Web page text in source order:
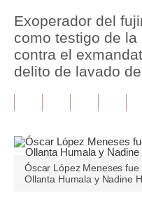
Política
Tu Dinero
Finanzas Personales
Opinión
Editorial
Exoperador del
como testigo de
contra el
delito de lavado
Óscar López Meneses
Ollanta Humala y Nadine